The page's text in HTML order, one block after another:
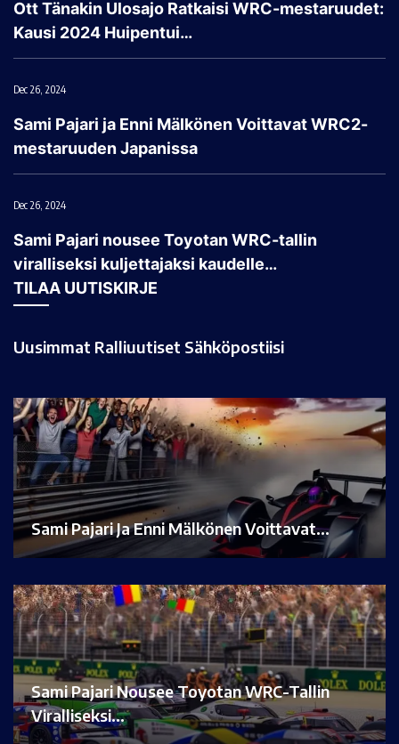
Ott Tänakin Ulosajo Ratkaisi WRC-mestaruudet:
Kausi 2024 Huipentui…
Dec 26, 2024
Sami Pajari ja Enni Mälkönen Voittavat WRC2-
mestaruuden Japanissa
Dec 26, 2024
Sami Pajari nousee Toyotan WRC-tallin
viralliseksi kuljettajaksi kaudelle…
TILAA UUTISKIRJE
Uusimmat Ralliuutiset Sähköpostiisi
Sami Pajari Ja Enni Mälkönen Voittavat…
Sami Pajari Nousee Toyotan WRC-Tallin
Viralliseksi…